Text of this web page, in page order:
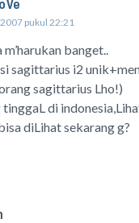
pukul 22:21
banget..
sagittarius i2
sagittarius Lho!)
di
diLihat sekarang g?